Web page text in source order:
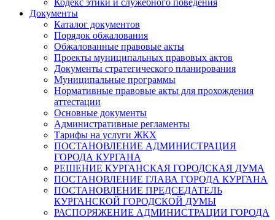
Кодекс этики и служебного поведения
Документы
Каталог документов
Порядок обжалования
Обжалованные правовые акты
Проекты муниципальных правовых актов
Документы стратегического планирования
Муниципальные программы
Нормативные правовые акты для прохождения
аттестации
Основные документы
Административные регламенты
Тарифы на услуги ЖКХ
ПОСТАНОВЛЕНИЕ АДМИНИСТРАЦИЯ
ГОРОДА КУРГАНА
РЕШЕНИЕ КУРГАНСКАЯ ГОРОДСКАЯ ДУМА
ПОСТАНОВЛЕНИЕ ГЛАВА ГОРОДА КУРГАНА
ПОСТАНОВЛЕНИЕ ПРЕДСЕДАТЕЛЬ
КУРГАНСКОЙ ГОРОДСКОЙ ДУМЫ
РАСПОРЯЖЕНИЕ АДМИНИСТРАЦИИ ГОРОДА